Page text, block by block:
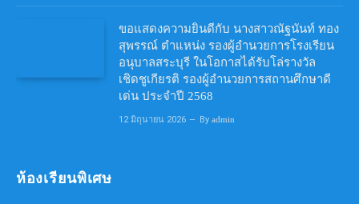
ขอแสดงความยินดีกับ นางสาวณัฐนันท์ ทอง
สุพรรณ์ ตำแหน่ง รองผู้อำนวยการโรงเรียน
อนุบาลสระบุรี ในโอกาสได้รับโล่รางวัล
เชิดชูเกียรติ รองผู้อำนวยการสถานศึกษาดี
เด่น ประจำปี 2568
12 มิถุนายน 2026 By admin
ห้องเรียนพิเศษ